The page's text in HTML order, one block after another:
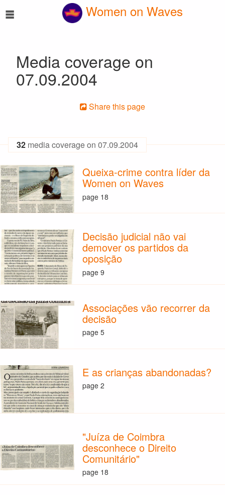
☰ Women on Waves
Media coverage on
07.09.2004
Share this page
32 media coverage on 07.09.2004
Queixa-crime contra líder da
Women on Waves
page 18
Decisão judicial não vai
demover os partidos da
oposição
page 9
Associações vão recorrer da
decisão
page 5
E as crianças abandonadas?
page 2
"Juíza de Coimbra
desconhece o Direito
Comunitário"
page 18